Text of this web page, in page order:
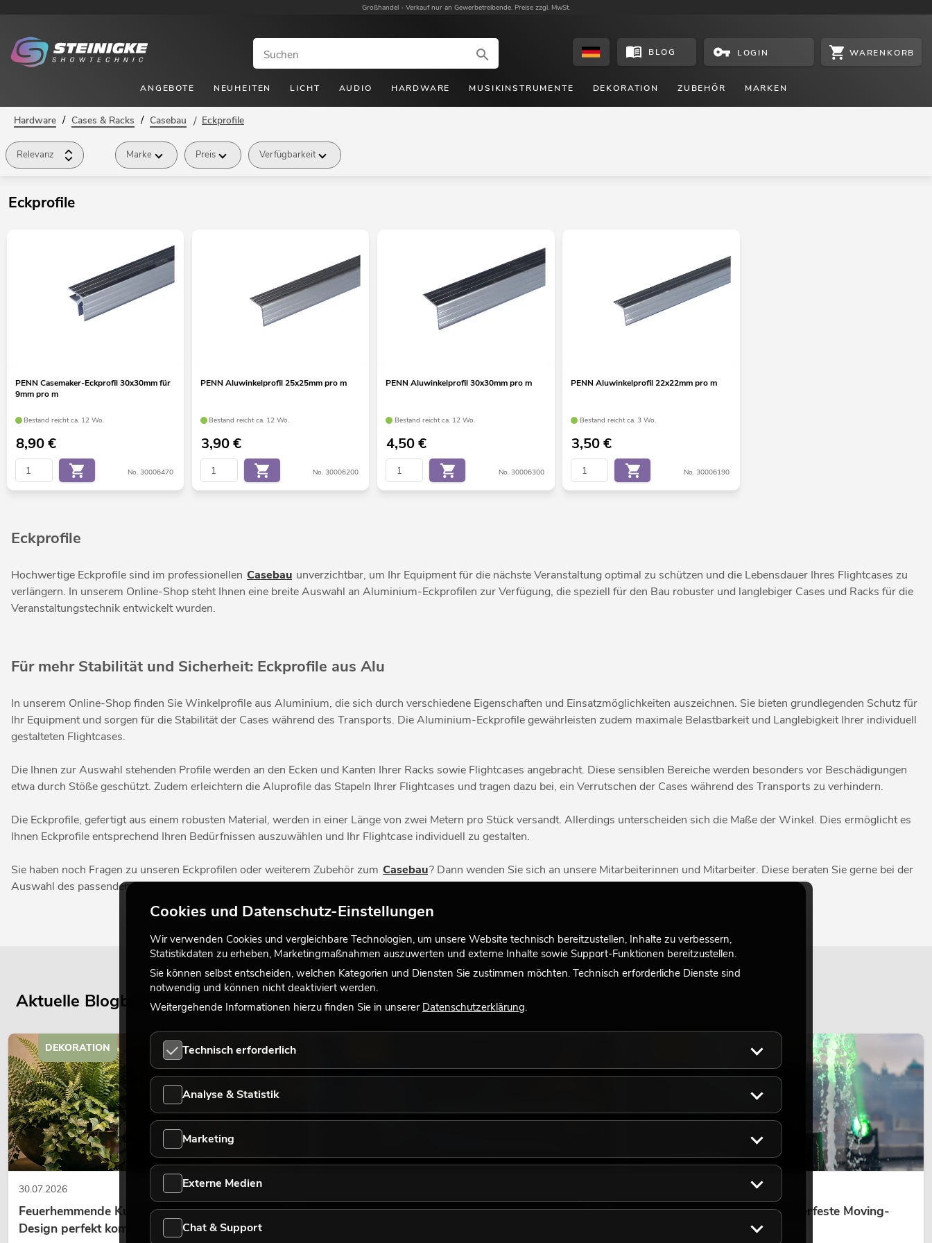
Großhandel - Verkauf nur an Gewerbetreibende. Preise zzgl. MwSt.
BLOG LOGIN WARENKORB
ANGEBOTE NEUHEITEN LICHT AUDIO HARDWARE MUSIKINSTRUMENTE DEKORATION ZUBEHÖR MARKEN
Hardware / Cases & Racks / Casebau / Eckprofile
Relevanz Marke Preis Verfügbarkeit
Eckprofile
PENN Casemaker-Eckprofil 30x30mm für
9mm pro m
Bestand reicht ca. 12 Wo.
8,90€
No. 30006470
PENN Aluwinkelprofil 25x25mm pro m
Bestand reicht ca. 12 Wo.
3,90€
No. 30006200
PENN Aluwinkelprofil 30x30mm pro m
Bestand reicht ca. 12 Wo.
4,50€
No. 30006300
PENN Aluwinkelprofil 22x22mm pro m
Bestand reicht ca. 3 Wo.
3,50€
No. 30006190
Eckprofile
Hochwertige Eckprofile sind im professionellen Casebau unverzichtbar, um Ihr Equipment für die nächste Veranstaltung optimal zu schützen und die Lebensdauer Ihres Flightcases zu
verlängern. In unserem Online-Shop steht Ihnen eine breite Auswahl an Aluminium-Eckprofilen zur Verfügung, die speziell für den Bau robuster und langlebiger Cases und Racks für die
Veranstaltungstechnik entwickelt wurden.
Für mehr Stabilität und Sicherheit: Eckprofile aus Alu
In unserem Online-Shop finden Sie Winkelprofile aus Aluminium, die sich durch verschiedene Eigenschaften und Einsatzmöglichkeiten auszeichnen. Sie bieten grundlegenden Schutz für
Ihr Equipment und sorgen für die Stabilität der Cases während des Transports. Die Aluminium-Eckprofile gewährleisten zudem maximale Belastbarkeit und Langlebigkeit Ihrer individuell
gestalteten Flightcases.
Die Ihnen zur Auswahl stehenden Profile werden an den Ecken und Kanten Ihrer Racks sowie Flightcases angebracht. Diese sensiblen Bereiche werden besonders vor Beschädigungen
etwa durch Stöße geschützt. Zudem erleichtern die Aluprofile das Stapeln Ihrer Flightcases und tragen dazu bei, ein Verrutschen der Cases während des Transports zu verhindern.
Die Eckprofile, gefertigt aus einem robusten Material, werden in einer Länge von zwei Metern pro Stück versandt. Allerdings unterscheiden sich die Maße der Winkel. Dies ermöglicht es
Ihnen Eckprofile entsprechend Ihren Bedürfnissen auszuwählen und Ihr Flightcase individuell zu gestalten.
Sie haben noch Fragen zu unseren Eckprofilen oder weiterem Zubehör zum Casebau? Dann wenden Sie sich an unsere Mitarbeiterinnen und Mitarbeiter. Diese beraten Sie gerne bei der
Auswahl des passenden Equipments!
Aktuelle Blogbeiträge
30.07.2026
Feuerhemmende Kunstpflanzen: Sicherheit und
Design perfekt kombiniert
DEKORATION
Retro-Licht im modernen Lichtdesign: Warum
Outdoor Moving-Heads: Wetterfeste Moving-
Cookies und Datenschutz-Einstellungen
Wir verwenden Cookies und vergleichbare Technologien, um unsere Website technisch bereitzustellen, Inhalte zu verbessern,
Statistikdaten zu erheben, Marketingmaßnahmen auszuwerten und externe Inhalte sowie Support-Funktionen bereitzustellen.
Sie können selbst entscheiden, welchen Kategorien und Diensten Sie zustimmen möchten. Technisch erforderliche Dienste sind
notwendig und können nicht deaktiviert werden.
Weitergehende Informationen hierzu finden Sie in unserer Datenschutzerklärung.
Technisch erforderlich
Analyse & Statistik
Marketing
Externe Medien
Chat & Support